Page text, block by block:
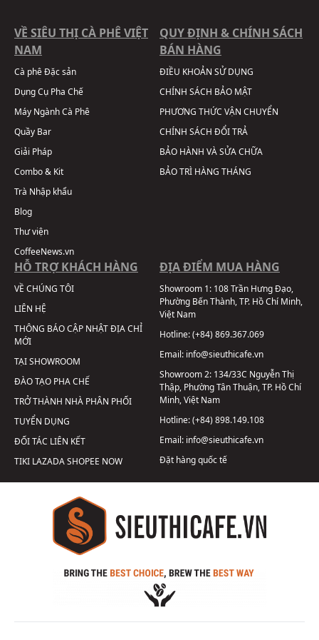
VỀ SIÊU THỊ CÀ PHÊ VIỆT
NAM
Cà phê Đặc sản
Dụng Cụ Pha Chế
Máy Ngành Cà Phê
Quầy Bar
Giải Pháp
Combo & Kit
Trà Nhập khẩu
Blog
Thư viện
CoffeeNews.vn
QUY ĐỊNH & CHÍNH SÁCH
BÁN HÀNG
ĐIỀU KHOẢN SỬ DỤNG
CHÍNH SÁCH BẢO MẬT
PHƯƠNG THỨC VẬN CHUYỂN
CHÍNH SÁCH ĐỔI TRẢ
BẢO HÀNH VÀ SỬA CHỮA
BẢO TRÌ HÀNG THÁNG
HỖ TRỢ KHÁCH HÀNG
VỀ CHÚNG TÔI
LIÊN HỆ
THÔNG BÁO CẬP NHẬT ĐỊA CHỈ
MỚI
TẠI SHOWROOM
ĐÀO TẠO PHA CHẾ
TRỞ THÀNH NHÀ PHÂN PHỐI
TUYỂN DỤNG
ĐỐI TÁC LIÊN KẾT
TIKI LAZADASHOPEE NOW
ĐỊA ĐIỂM MUA HÀNG
Showroom 1: 108 Trần Hưng Đạo,
Phường Bến Thành, TP. Hồ Chí Minh,
Việt Nam
Hotline:(+84) 869.367.069
Email: info@sieuthicafe.vn
Showroom 2: 134/33C Nguyễn Thị
Thập, Phường Tân Thuận, TP. Hồ Chí
Minh, Việt Nam
Hotline:(+84) 898.149.108
Email: info@sieuthicafe.vn
Đặt hàng quốc tế